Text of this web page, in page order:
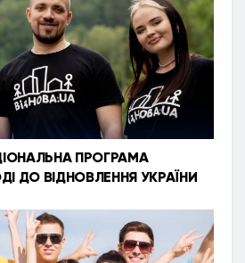
ПРОГРАМА
ДО ВІДНОВЛЕННЯ УКРАЇНИ